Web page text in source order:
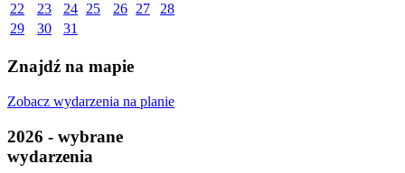
22
23 24 25 26 27
28
29
30 31
Znajdź na mapie
Zobacz wydarzenia na planie
2026 - wybrane
wydarzenia